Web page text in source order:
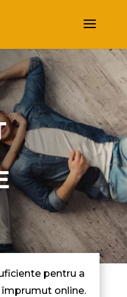
pentru a
împrumut online.